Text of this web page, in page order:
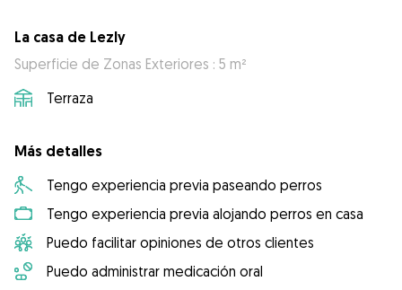
La casa de Lezly
Superficie de Zonas Exteriores : 5 m²
Terraza
Más detalles
Tengo experiencia previa paseando perros
Tengo experiencia previa alojando perros en casa
Puedo facilitar opiniones de otros clientes
Puedo administrar medicación oral